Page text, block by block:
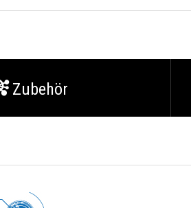
Zubehör